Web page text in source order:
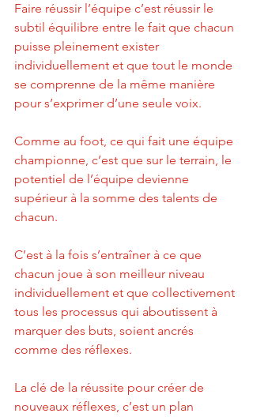
Faire réussir l’équipe c’est réussir le
subtil équilibre entre le fait que chacun
puisse pleinement exister
individuellement et que tout le monde
se comprenne de la même manière
pour s’exprimer d’une seule voix.
Comme au foot, ce qui fait une équipe
championne, c’est que sur le terrain, le
potentiel de l’équipe devienne
supérieur à la somme des talents de
chacun.
C’est à la fois s’entraîner à ce que
chacun joue à son meilleur niveau
individuellement et que collectivement
tous les processus qui aboutissent à
marquer des buts, soient ancrés
comme des réflexes.
La clé de la réussite pour créer de
nouveaux réflexes, c’est un plan